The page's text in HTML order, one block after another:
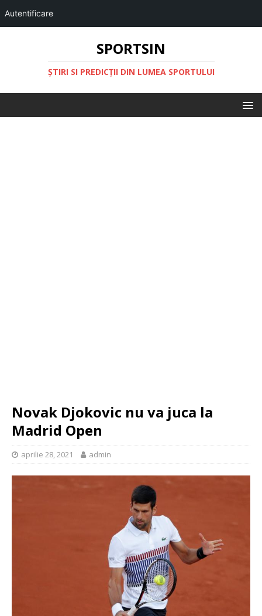
Autentificare
SPORTSIN
ŞTIRI SI PREDICŢII DIN LUMEA SPORTULUI
Novak Djokovic nu va juca la
Madrid Open
aprilie 28, 2021 admin